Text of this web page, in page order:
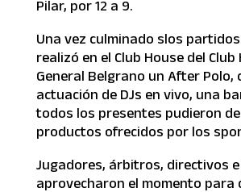
Pilar, por 12 a 9.
Una vez culminado slos
realizó en el Club House del Club
General Belgrano un After Polo,
actuación de DJs en vivo, una
todos los presentes pudieron
productos ofrecidos por los
Jugadores, árbitros, directivos
aprovecharon el momento para